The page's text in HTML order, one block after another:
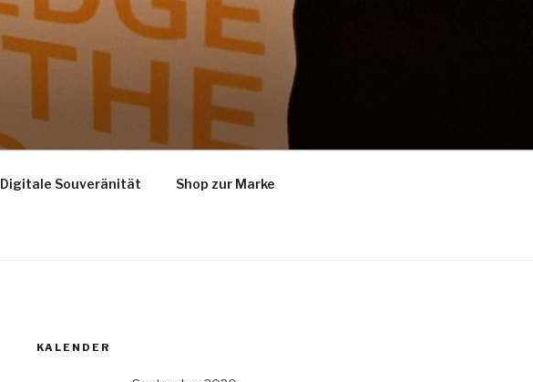
Digitale Souveränität Shop zur Marke
KALENDER